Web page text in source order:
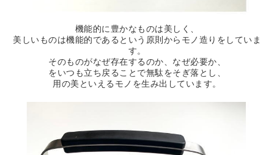
機能的に豊かなものは美しく、
美しいものは機能的であるという原則からモノ造りをしていま
す。
そのものがなぜ存在するのか、なぜ必要か、
をいつも立ち戻ることで無駄をそぎ落とし、
用の美といえるモノを生み出しています。